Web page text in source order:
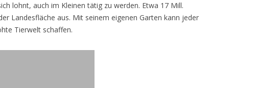
lohnt, auch im Kleinen tätig zu werden. Etwa 17 Mill.
Landesfläche aus. Mit seinem eigenen Garten kann jeder
Tierwelt schaffen.